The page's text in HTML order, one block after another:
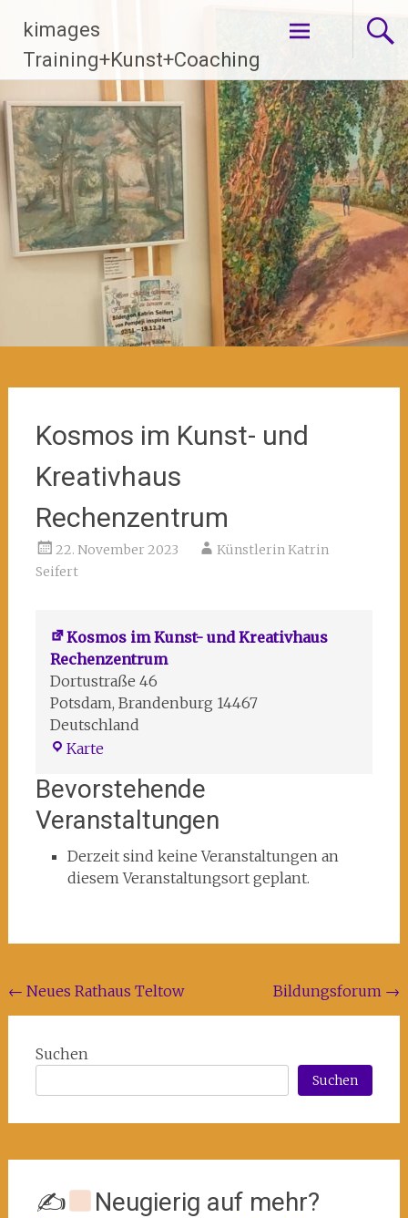
Inhalt
springen
kimages
Training+Kunst+Coaching
Kosmos im Kunst- und
Kreativhaus
Rechenzentrum
22. November 2023
Künstlerin Katrin
Seifert
Kosmos im Kunst- und Kreativhaus
Rechenzentrum
Dortustraße 46
Potsdam, Brandenburg 14467
Deutschland
KarteKosmos
Kunst-
und
Kreativhaus
Rechenzentrum
Bevorstehende
Veranstaltungen
Derzeit sind keine Veranstaltungen an
diesem Veranstaltungsort geplant.
Beitragsnavigation
← Neues Rathaus Teltow Bildungsforum →
Suchen
Suchen
✍ Neugierig auf mehr?